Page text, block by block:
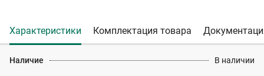
Характеристики Комплектация товара
Наличие В наличии